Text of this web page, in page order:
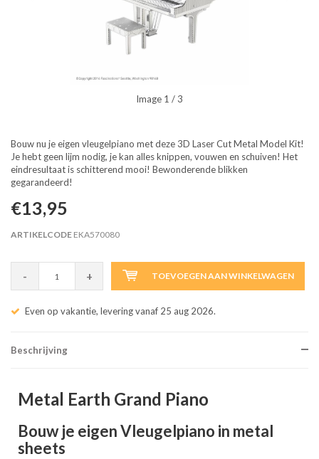
Image 1 / 3
Bouw nu je eigen vleugelpiano met deze 3D Laser Cut Metal Model Kit!
Je hebt geen lijm nodig, je kan alles knippen, vouwen en schuiven! Het
eindresultaat is schitterend mooi! Bewonderende blikken
gegarandeerd!
€13,95
ARTIKELCODE EKA570080
- + TOEVOEGEN AAN WINKELWAGEN
Even op vakantie, levering vanaf 25 aug 2026.
Beschrijving
Metal Earth Grand Piano
Bouw je eigen Vleugelpiano in metal
sheets